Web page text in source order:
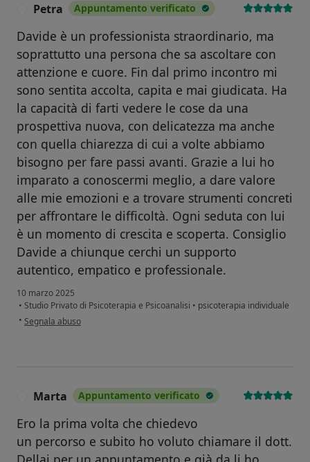
Petra Appuntamento verificato
Davide è un professionista straordinario, ma
soprattutto una persona che sa ascoltare con
attenzione e cuore. Fin dal primo incontro mi
sono sentita accolta, capita e mai giudicata. Ha
la capacità di farti vedere le cose da una
prospettiva nuova, con delicatezza ma anche
con quella chiarezza di cui a volte abbiamo
bisogno per fare passi avanti. Grazie a lui ho
imparato a conoscermi meglio, a dare valore
alle mie emozioni e a trovare strumenti concreti
per affrontare le difficoltà. Ogni seduta con lui
è un momento di crescita e scoperta. Consiglio
Davide a chiunque cerchi un supporto
autentico, empatico e professionale.
10 marzo 2025
• Studio Privato di Psicoterapia e Psicoanalisi • psicoterapia individuale
• secondo l'opinione dell'utente Petra
Segnala abuso
Marta Appuntamento verificato
Ero la prima volta che chiedevo
un percorso e subito ho voluto chiamare il dott.